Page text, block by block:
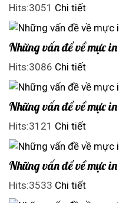
Hits:3051 Chi tiết
Những vấn đề về mực
Hits:3086 Chi tiết
Những vấn đề về mực
Hits:3121 Chi tiết
Những vấn đề về mực
Hits:3533 Chi tiết